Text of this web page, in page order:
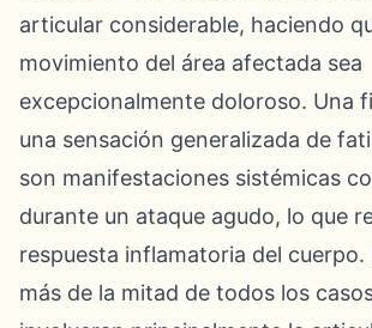
articular considerable, haciendo
movimiento del área afectada sea
excepcionalmente doloroso. Una
una sensación generalizada de
son manifestaciones sistémicas
durante un ataque agudo, lo que
respuesta inflamatoria del cuerpo.
más de la mitad de todos los